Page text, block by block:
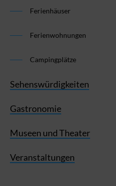
Ferienhäuser
Ferienwohnungen
Campingplätze
Sehenswürdigkeiten
Gastronomie
Museen und Theater
Veranstaltungen